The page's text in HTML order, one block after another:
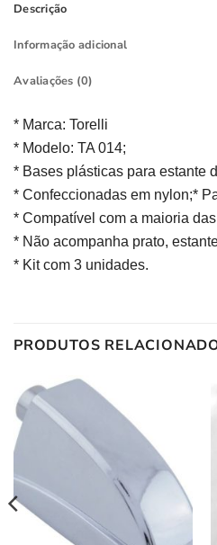
Descrição
Informação adicional
Avaliações (0)
* Marca: Torelli
* Modelo: TA 014;
* Bases plásticas para estante
* Confeccionadas em nylon;*
* Compatível com a maioria
* Não acompanha prato,
* Kit com 3 unidades.
PRODUTOS